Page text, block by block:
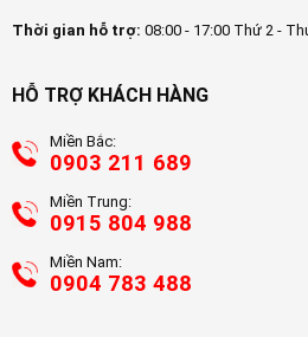
Thời gian hỗ trợ: 08:00 - 17:00 Thứ 2 -
HỖ TRỢ KHÁCH HÀNG
Miền Bắc:
0903 211 689
Miền Trung:
0915 804 988
Miền Nam:
0904 783 488